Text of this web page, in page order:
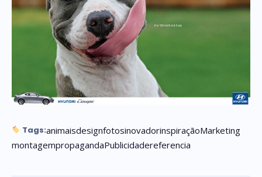
Tags:animaisdesignfotosinovadorinspiraçãoMarketing
montagempropagandaPublicidadereferencia